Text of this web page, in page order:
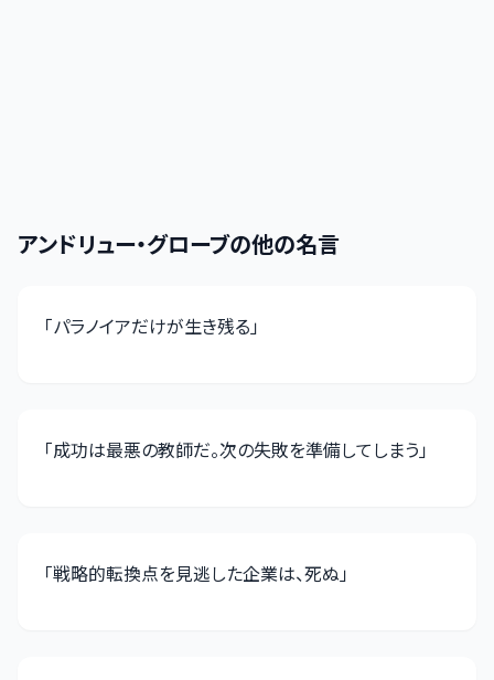
アンドリュー・グローブの他の名言
「パラノイアだけが生き残る」
「成功は最悪の教師だ。次の失敗を準備してしまう」
「戦略的転換点を見逃した企業は、死ぬ」